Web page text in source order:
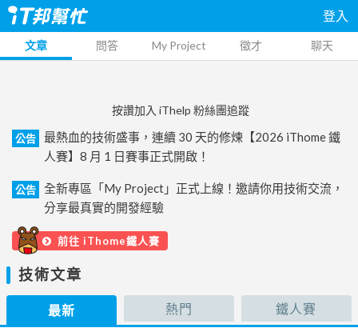
登入
文章 問答 My Project 徵才 聊天
按讚加入 iThelp 粉絲團追蹤
公告
最熱血的技術盛事，連續 30 天的修煉【2026 iThome 鐵
人賽】8 月 1 日賽事正式開啟！
公告
全新專區「My Project」正式上線！邀請你用技術交流，
分享最真實的開發經驗
前往 iThome鐵人賽
技術文章
最新 熱門 鐵人賽